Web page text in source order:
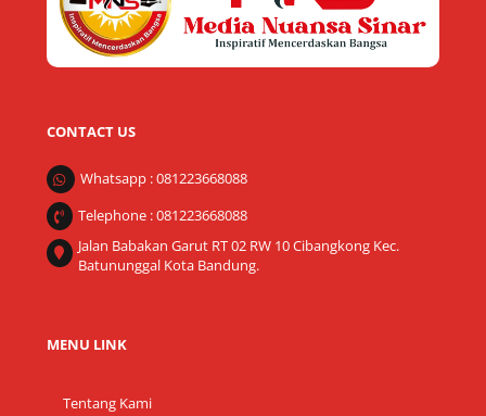
CONTACT US
Whatsapp : 081223668088
Telephone : 081223668088
Jalan Babakan Garut RT 02 RW 10 Cibangkong Kec.
Batununggal Kota Bandung.
MENU LINK
Tentang Kami